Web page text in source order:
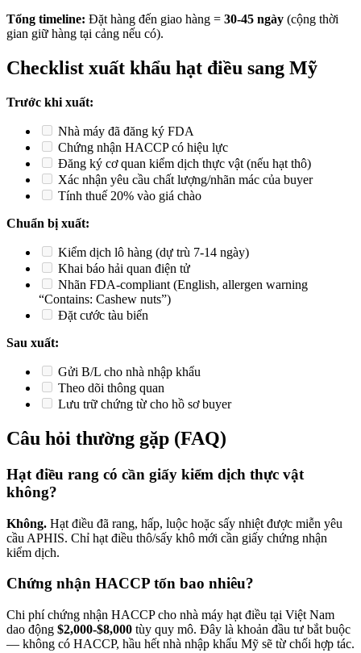
Tổng timeline: Đặt hàng đến giao hàng = 30-45 ngày (cộng thời
gian giữ hàng tại cảng nếu có).
Checklist xuất khẩu hạt điều sang Mỹ
Trước khi xuất:
Nhà máy đã đăng ký FDA
Chứng nhận HACCP có hiệu lực
Đăng ký cơ quan kiểm dịch thực vật (nếu hạt thô)
Xác nhận yêu cầu chất lượng/nhãn mác của buyer
Tính thuế 20% vào giá chào
Chuẩn bị xuất:
Kiểm dịch lô hàng (dự trù 7-14 ngày)
Khai báo hải quan điện tử
Nhãn FDA-compliant (English, allergen warning
“Contains: Cashew nuts”)
Đặt cước tàu biển
Sau xuất:
Gửi B/L cho nhà nhập khẩu
Theo dõi thông quan
Lưu trữ chứng từ cho hồ sơ buyer
Câu hỏi thường gặp (FAQ)
Hạt điều rang có cần giấy kiểm dịch thực vật
không?
Không. Hạt điều đã rang, hấp, luộc hoặc sấy nhiệt được miễn yêu
cầu APHIS. Chỉ hạt điều thô/sấy khô mới cần giấy chứng nhận
kiểm dịch.
Chứng nhận HACCP tốn bao nhiêu?
Chi phí chứng nhận HACCP cho nhà máy hạt điều tại Việt Nam
dao động $2,000-$8,000 tùy quy mô. Đây là khoản đầu tư bắt buộc
— không có HACCP, hầu hết nhà nhập khẩu Mỹ sẽ từ chối hợp tác.